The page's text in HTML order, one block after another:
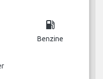
local_gas_station
Benzine